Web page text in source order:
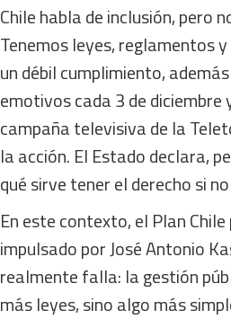
Chile habla de inclusión, pero
Tenemos leyes, reglamentos
un débil cumplimiento,
emotivos cada 3 de diciembre
campaña televisiva de la
la acción. El Estado declara,
qué sirve tener el derecho si
En este contexto, el Plan
impulsado por José Antonio
realmente falla: la gestión
más leyes, sino algo más